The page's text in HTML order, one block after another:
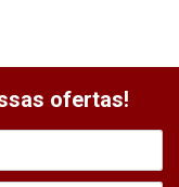
ofertas!